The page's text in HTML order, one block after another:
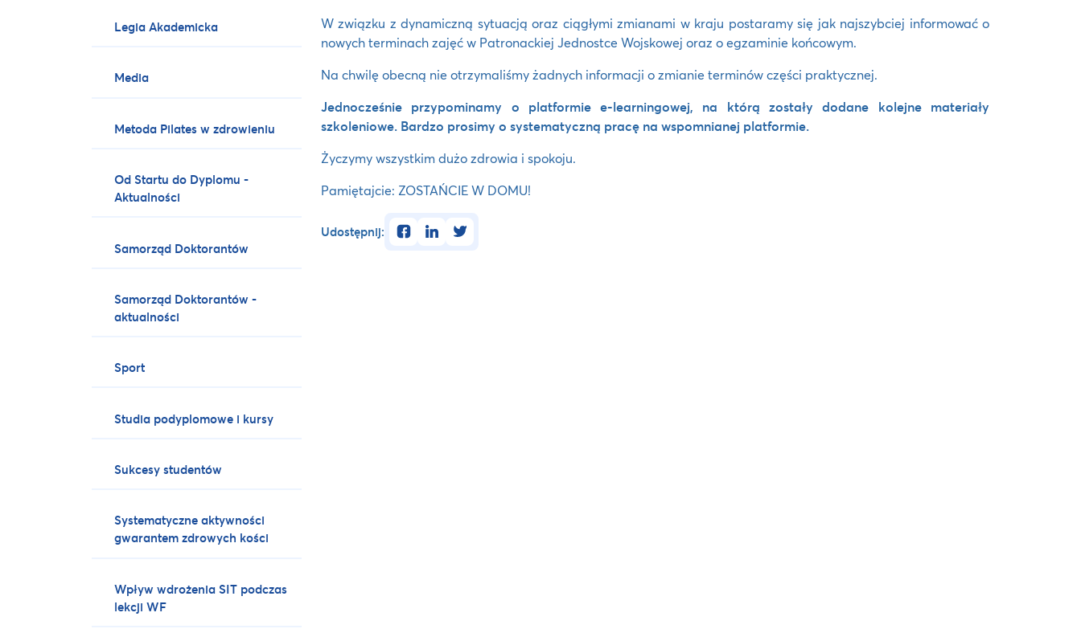
Legia Akademicka
Media
Metoda Pilates w zdrowieniu
Od Startu do Dyplomu -
Aktualności
Samorząd Doktorantów
Samorząd Doktorantów -
aktualności
Sport
Studia podyplomowe i kursy
Sukcesy studentów
Systematyczne aktywności
gwarantem zdrowych kości
Wpływ wdrożenia SIT podczas
lekcji WF
W związku z dynamiczną sytuacją oraz ciągłymi zmianami w kraju postaramy się jak najszybciej informować o
nowych terminach zajęć w Patronackiej Jednostce Wojskowej oraz o egzaminie końcowym.
Na chwilę obecną nie otrzymaliśmy żadnych informacji o zmianie terminów części praktycznej.
Jednocześnie przypominamy o platformie e-learningowej, na którą zostały dodane kolejne materiały
szkoleniowe. Bardzo prosimy o systematyczną pracę na wspomnianej platformie.
Życzymy wszystkim dużo zdrowia i spokoju.
Pamiętajcie: ZOSTAŃCIE W DOMU!
Udostępnij: facebooklinkedintwitter